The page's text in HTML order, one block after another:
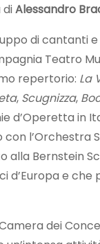
diAlessandro
di cantanti
Teatro
repertorio: La
, Scugnizza,
d’Operetta in
l’Orchestra
Bernstein
e che
dei